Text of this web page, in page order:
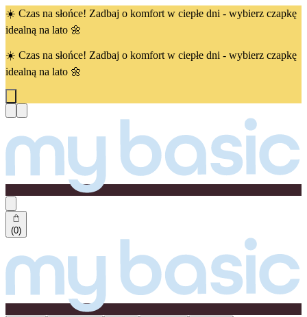
☀️ Czas na słońce! Zadbaj o komfort w ciepłe dni - wybierz czapkę
idealną na lato 🌼
☀️ Czas na słońce! Zadbaj o komfort w ciepłe dni - wybierz czapkę
idealną na lato 🌼
(0)